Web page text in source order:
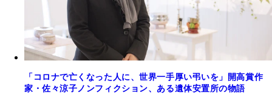
「コロナで亡くなった人に、世界一手厚い弔いを」開高賞作
家・佐々涼子ノンフィクション、ある遺体安置所の物語